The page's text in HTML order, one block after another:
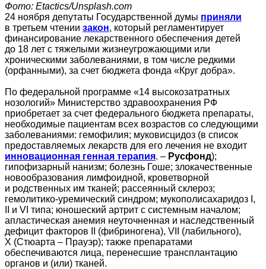
Фото: Etactics/Unsplash.com
24 ноября депутаты Государственной думы приняли
в третьем чтении закон, который регламентирует
финансирование лекарственного обеспечения детей
до 18 лет с тяжелыми жизнеугрожающими или
хроническими заболеваниями, в том числе редкими
(орфанными), за счет бюджета фонда «Круг добра».
По федеральной программе «14 высокозатратных
нозологий» Министерство здравоохранения РФ
приобретает за счет федерального бюджета препараты,
необходимые пациентам всех возрастов со следующими
заболеваниями: гемофилия; муковисцидоз (в список
предоставляемых лекарств для его лечения не входит
инновационная генная терапия. – Русфонд);
гипофизарный нанизм; болезнь Гоше; злокачественные
новообразования лимфоидной, кроветворной
и родственных им тканей; рассеянный склероз;
гемолитико-уремический синдром; мукополисахаридоз I,
II и VI типа; юношеский артрит с системным началом;
апластическая анемия неуточненная и наследственный
дефицит факторов II (фибриногена), VII (лабильного),
X (Стюарта – Прауэр); также препаратами
обеспечиваются лица, перенесшие трансплантацию
органов и (или) тканей.